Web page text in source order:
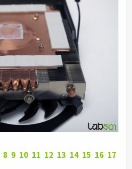
8 9 10 11 12 13 14 15 16 17